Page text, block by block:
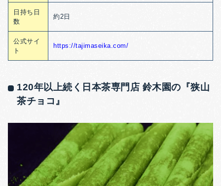
日持ち日
数
約2日
公式サイ
ト
https://tajimaseika.com/
120年以上続く日本茶専門店 鈴木園の『狭山
茶チョコ』